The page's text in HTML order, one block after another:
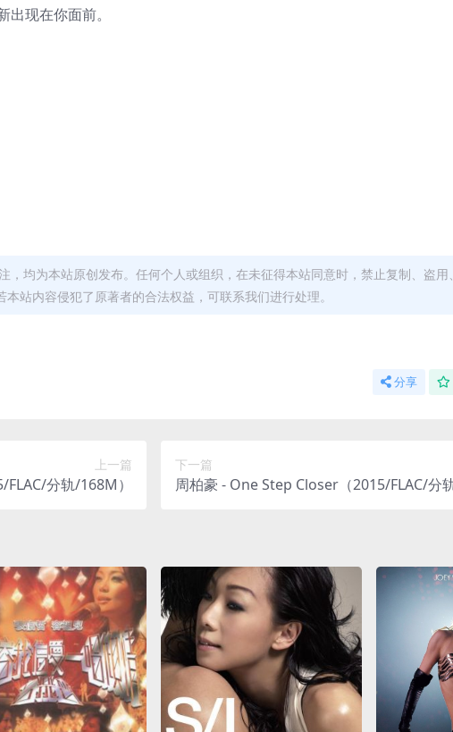
现在你面前。
，均为本站原创发布。任何个人或组织，在未征得本站同意时，禁止复制、盗
站内容侵犯了原著者的合法权益，可联系我们进行处理。
分享
上一篇
分轨/168M）
下一篇
周柏豪 - One Step Closer（2015/FLAC/分